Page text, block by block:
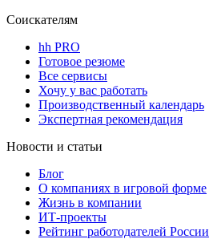
Соискателям
hh PRO
Готовое резюме
Все сервисы
Хочу у вас работать
Производственный календарь
Экспертная рекомендация
Новости и статьи
Блог
О компаниях в игровой форме
Жизнь в компании
ИТ-проекты
Рейтинг работодателей России